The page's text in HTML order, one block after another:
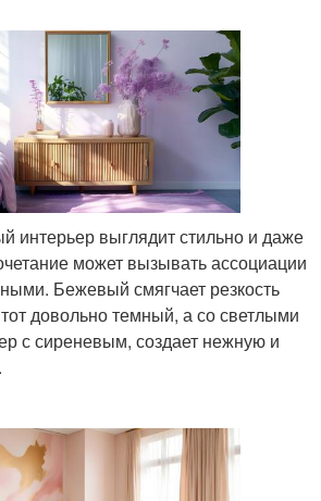
интерьер выглядит стильно и даже
может вызывать ассоциации
Бежевый смягчает резкость
довольно темный, а со светлыми
с сиреневым, создает нежную и